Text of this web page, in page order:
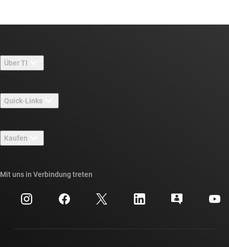
Über TI
Stellenangebote
Newsroom
Veranstaltungen
Investorenbeziehungen
Quick-Links
TI E2E™-Design-Support-Foren
Querverweis-Suche
Kundensupportzentrum
Kaufen
Häufig gestellte Fragen zu Bestellungen
Mit uns in Verbindung treten